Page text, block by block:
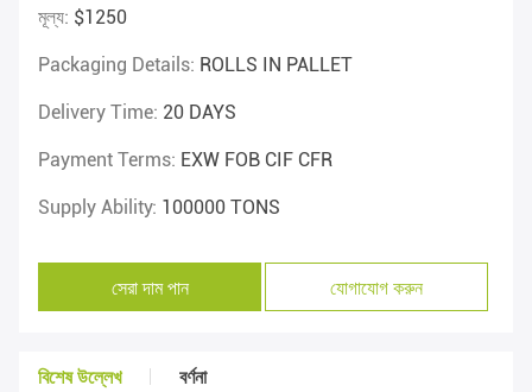
মূল্য: $1250
Packaging Details: ROLLS IN PALLET
Delivery Time: 20 DAYS
Payment Terms: EXW FOB CIF CFR
Supply Ability: 100000 TONS
সেরা দাম পান যোগাযোগ করুন
বিশেষ উল্লেখ বর্ণনা